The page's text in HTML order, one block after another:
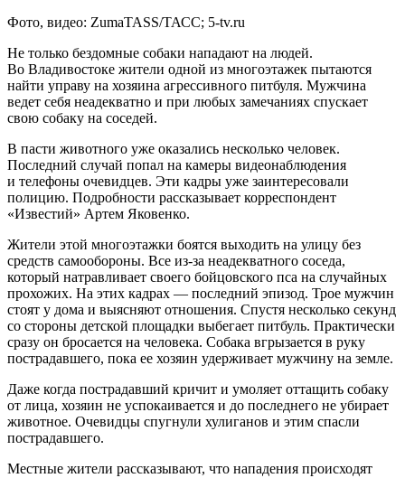
Фото, видео: ZumaTASS/ТАСС; 5-tv.ru
Не только бездомные собаки нападают на людей.
Во Владивостоке жители одной из многоэтажек пытаются
найти управу на хозяина агрессивного питбуля. Мужчина
ведет себя неадекватно и при любых замечаниях спускает
свою собаку на соседей.
В пасти животного уже оказались несколько человек.
Последний случай попал на камеры видеонаблюдения
и телефоны очевидцев. Эти кадры уже заинтересовали
полицию. Подробности рассказывает корреспондент
«Известий» Артем Яковенко.
Жители этой многоэтажки боятся выходить на улицу без
средств самообороны. Все из-за неадекватного соседа,
который натравливает своего бойцовского пса на случайных
прохожих. На этих кадрах — последний эпизод. Трое мужчин
стоят у дома и выясняют отношения. Спустя несколько секунд
со стороны детской площадки выбегает питбуль. Практически
сразу он бросается на человека. Собака вгрызается в руку
пострадавшего, пока ее хозяин удерживает мужчину на земле.
Даже когда пострадавший кричит и умоляет оттащить собаку
от лица, хозяин не успокаивается и до последнего не убирает
животное. Очевидцы спугнули хулиганов и этим спасли
пострадавшего.
Местные жители рассказывают, что нападения происходят